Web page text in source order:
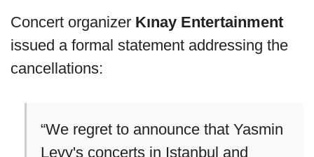
Concert organizer Kınay Entertainment
issued a formal statement addressing the
cancellations:
“We regret to announce that Yasmin
Levy's concerts in Istanbul and